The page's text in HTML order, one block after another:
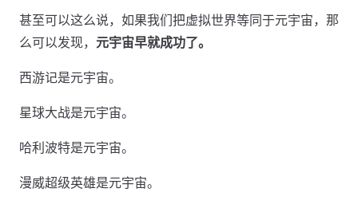
甚至可以这么说，如果我们把虚拟世界等同于元宇宙，那
么可以发现， 元宇宙早就成功了。
西游记是元宇宙。
星球大战是元宇宙。
哈利波特是元宇宙。
漫威超级英雄是元宇宙。